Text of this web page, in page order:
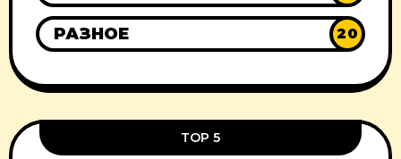
РАЗНОЕ 20
TOP 5